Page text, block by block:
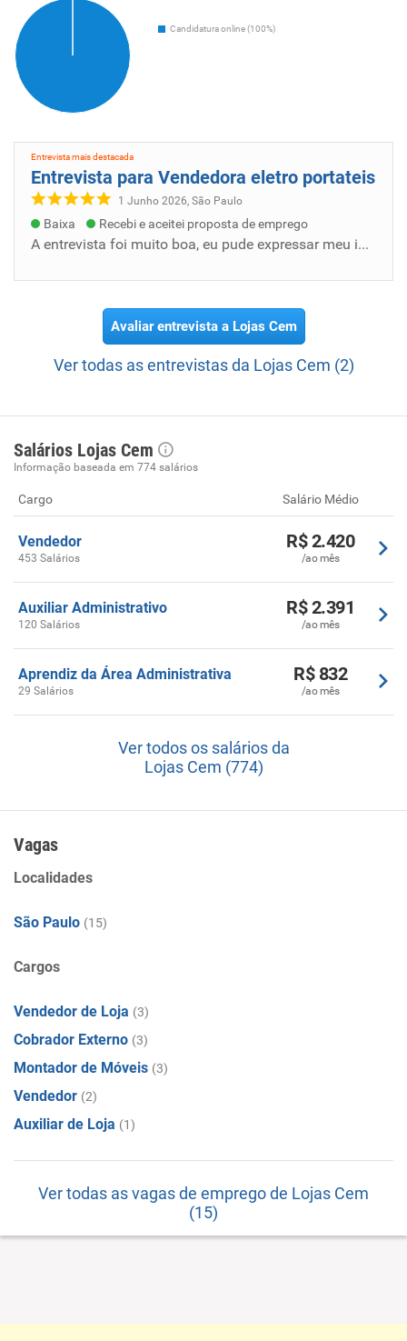
Candidatura online (100%)
Entrevista mais destacada
Entrevista para Vendedora eletro portateis
1 Junho 2026, São Paulo
Baixa Recebi e aceitei proposta de emprego
A entrevista foi muito boa, eu pude expressar meu interesse na vaga, e me apresentar profissional apta, o entrevistador e gerente da filial...
Avaliar entrevista a Lojas Cem
Ver todas as entrevistas da Lojas Cem (2)
Salários Lojas Cem
Informação baseada em 774 salários
Cargo Salário Médio
Vendedor
453 Salários
R$ 2.420
/ao mês
Auxiliar Administrativo
120 Salários
R$ 2.391
/ao mês
Aprendiz da Área Administrativa
29 Salários
R$ 832
/ao mês
Ver todos os salários da
Lojas Cem (774)
Vagas
Localidades
São Paulo (15)
Cargos
Vendedor de Loja (3)
Cobrador Externo (3)
Montador de Móveis (3)
Vendedor (2)
Auxiliar de Loja (1)
Ver todas as vagas de emprego de Lojas Cem
(15)